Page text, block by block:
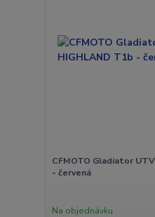
CFMOTO Gladiator
- červená
Na objednávku